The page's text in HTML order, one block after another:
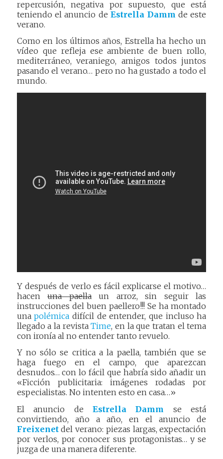
repercusión, negativa por supuesto, que está
teniendo el anuncio deEstrella Damm de este
verano.
Como en los últimos años, Estrella ha hecho un
vídeo que refleja ese ambiente de buen rollo,
mediterráneo, veraniego, amigos todos juntos
pasando el verano… pero no ha gustado a todo el
mundo.
Y después de verlo es fácil explicarse el motivo…
hacenuna paellaun arroz, sin seguir las
instrucciones del buen paellero!!! Se ha montado
unapolémica difícil de entender, que incluso ha
llegado a la revistaTime, en la que tratan el tema
con ironía al no entender tanto revuelo.
Y no sólo se critica a la paella, también que se
haga fuego en el campo, que aparezcan
desnudos… con lo fácil que habría sido añadir un
«Ficción publicitaria: imágenes rodadas por
especialistas. No intenten esto en casa…»
El anuncio de Estrella Damm
se está
convirtiendo, año a año, en el anuncio de
Freixenetdel verano: piezas largas, expectación
por verlos, por conocer sus protagonistas… y se
juzga de una manera diferente.